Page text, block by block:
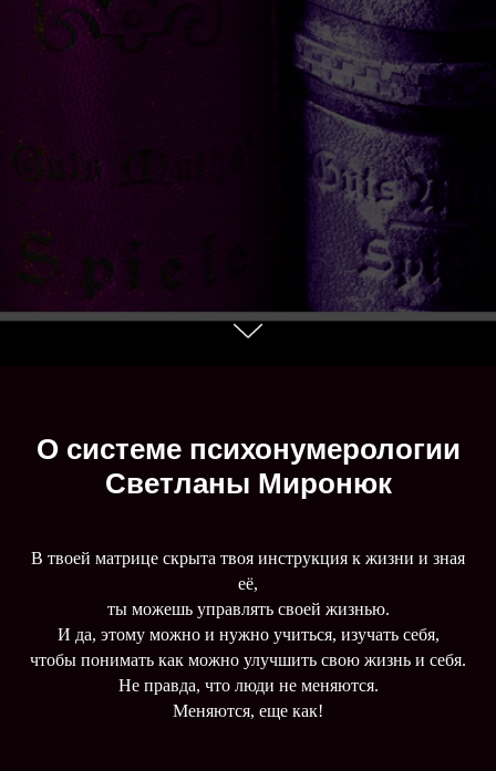
О системе психонумерологии
Светланы Миронюк
В твоей матрице скрыта твоя инструкция к жизни и зная
её,
ты можешь управлять своей жизнью.
И да, этому можно и нужно учиться, изучать себя,
чтобы понимать как можно улучшить свою жизнь и себя.
Не правда, что люди не меняются.
Меняются, еще как!